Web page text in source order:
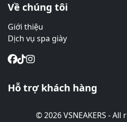
Về chúng tôi
Giới thiệu
Dịch vụ spa giày
Hỗ trợ khách hàng
© 2026 VSNEAKERS -